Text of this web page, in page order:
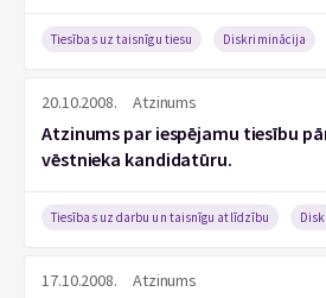
Tiesības uz taisnīgu tiesu Diskriminācija
20.10.2008. Atzinums
Atzinums par iespējamu tiesību
vēstnieka kandidatūru.
Tiesības uz darbu un taisnīgu atlīdzību
17.10.2008. Atzinums